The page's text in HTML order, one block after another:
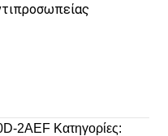
2AEF Κατηγορίες: